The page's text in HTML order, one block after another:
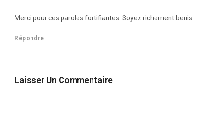
Merci pour ces paroles fortifiantes. Soyez richement benis
Répondre
Laisser Un Commentaire